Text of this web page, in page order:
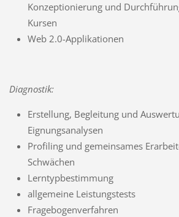
Konzeptionierung und
Kursen
Web 2.0-Applikationen
Diagnostik:
Erstellung, Begleitung und
Eignungsanalysen
Profiling und gemeinsames
Schwächen
Lerntypbestimmung
allgemeine Leistungstests
Fragebogenverfahren